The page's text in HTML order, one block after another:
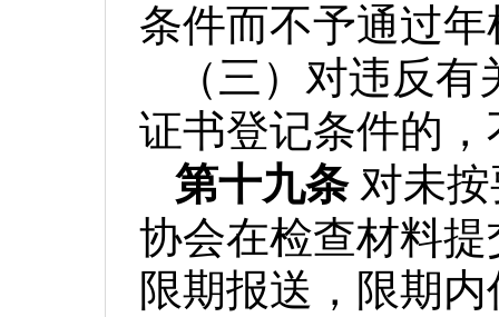
条件而不予通过年
（三）对违反
证书登记条件的
第十九条 对未
协会在检查材料
限期报送，限期